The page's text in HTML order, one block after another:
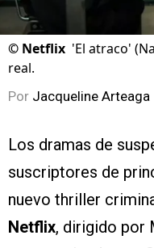
© Netflix 'El atraco'
real.
Por Jacqueline Arteaga
Los dramas de
suscriptores de
nuevo thriller
Netflix, dirigido por